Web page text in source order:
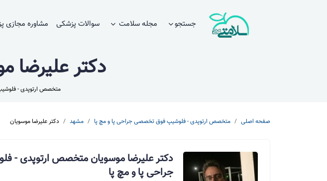
جستجو مجله سلامت سوالات پزشکی مشاوره مجازی
دکتر علیرضا
متخصص ارتوپدی -
صفحه اصلی متخصص ارتوپدی - فلوشیپ فوق تخصصی جراحی پا و مچ پا مشهد دکتر علیرضا موسویان
دکتر علیرضا موسویان متخصص ارتوپدی -
جراحی پا و مچ پا